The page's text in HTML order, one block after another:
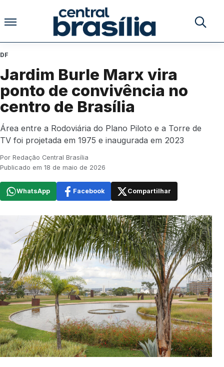
Pular para o conteúdo
Buscar
DF
Jardim Burle Marx vira
ponto de convivência no
centro de Brasília
Área entre a Rodoviária do Plano Piloto e a Torre de
TV foi projetada em 1975 e inaugurada em 2023
Por Redação Central Brasília
Publicado em 18 de maio de 2026
WhatsApp Facebook Compartilhar